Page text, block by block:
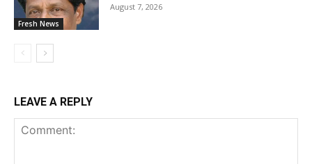
Fresh News
August 7, 2026
LEAVE A REPLY